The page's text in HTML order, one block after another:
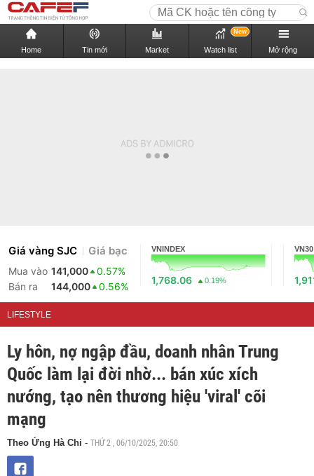
Home Tin mới Market Watch list
New
Mở rộng
Giá vàng SJC Giá bạc
Mua vào 141,000
0.57%
Bán ra
144,000 0.56%
VNINDEX
1,768.06 0.19%
VN30
LIFESTYLE
Ly hôn, nợ ngập đầu, doanh nhân Trung
Quốc làm lại đời nhờ... bán xúc xích
nướng, tạo nên thương hiệu 'viral' cõi
mạng
Theo Ứng Hà Chi - THỨ 2 , 06/10/2025, 20:50